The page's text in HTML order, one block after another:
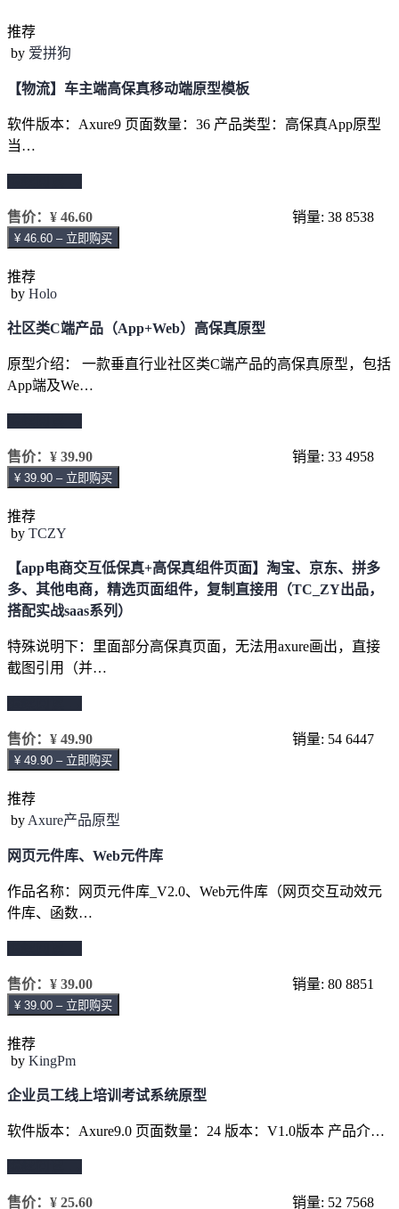
推荐
by 爱拼狗
【物流】车主端高保真移动端原型模板
软件版本：Axure9 页面数量：36 产品类型：高保真App原型
当…
售价： ¥ 46.60 销量: 38 8538
¥ 46.60 – 立即购买
推荐
by Holo
社区类C端产品（App+Web）高保真原型
原型介绍： 一款垂直行业社区类C端产品的高保真原型，包括
App端及We…
售价： ¥ 39.90 销量: 33 4958
¥ 39.90 – 立即购买
推荐
by TCZY
【app电商交互低保真+高保真组件页面】淘宝、京东、拼多
多、其他电商，精选页面组件，复制直接用（TC_ZY出品，
搭配实战saas系列）
特殊说明下：里面部分高保真页面，无法用axure画出，直接
截图引用（并…
售价： ¥ 49.90 销量: 54 6447
¥ 49.90 – 立即购买
推荐
by Axure产品原型
网页元件库、Web元件库
作品名称：网页元件库_V2.0、Web元件库（网页交互动效元
件库、函数…
售价： ¥ 39.00 销量: 80 8851
¥ 39.00 – 立即购买
推荐
by KingPm
企业员工线上培训考试系统原型
软件版本：Axure9.0 页面数量：24 版本：V1.0版本 产品介…
售价： ¥ 25.60 销量: 52 7568